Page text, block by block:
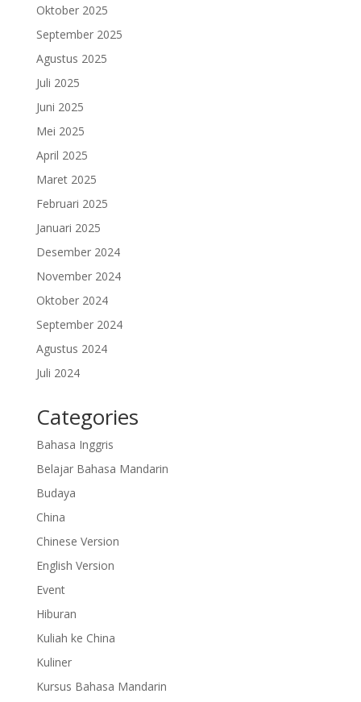
Oktober 2025
September 2025
Agustus 2025
Juli 2025
Juni 2025
Mei 2025
April 2025
Maret 2025
Februari 2025
Januari 2025
Desember 2024
November 2024
Oktober 2024
September 2024
Agustus 2024
Juli 2024
Categories
Bahasa Inggris
Belajar Bahasa Mandarin
Budaya
China
Chinese Version
English Version
Event
Hiburan
Kuliah ke China
Kuliner
Kursus Bahasa Mandarin